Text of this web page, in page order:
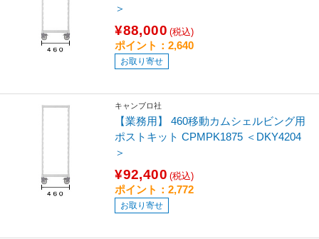
＞
¥88,000 (税込)
ポイント：2,640
お取り寄せ
キャンブロ社
【業務用】 460移動カムシェルビング用
ポストキット CPMPK1875 ＜DKY4204
＞
¥92,400 (税込)
ポイント：2,772
お取り寄せ